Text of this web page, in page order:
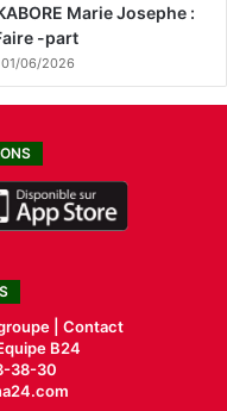
Marie Josephe :
-part
01/06/2026
| Contact
B24
38-30